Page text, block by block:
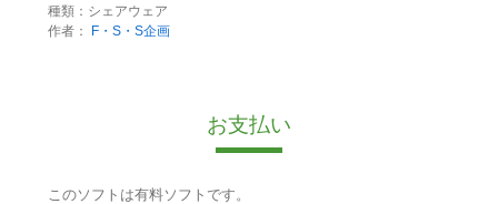
種類：シェアウェア
作者：
F・S・S企画
お支払い
このソフトは有料ソフトです。